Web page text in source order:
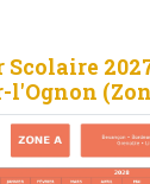
l'Ognon